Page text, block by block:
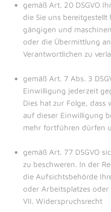
gemäß Art. 20 DSGVO
die Sie uns
gängigen und
oder die Übermittlung
Verantwortlichen zu
gemäß Art. 7 Abs. 3
Einwilligung jederzeit
Dies hat zur Folge,
auf dieser Einwilligung
mehr fortführen dürfen
gemäß Art. 77 DSGVO
zu beschweren. In der
die Aufsichtsbehörde
oder Arbeitsplatzes oder
VII. Widerspruchsrecht